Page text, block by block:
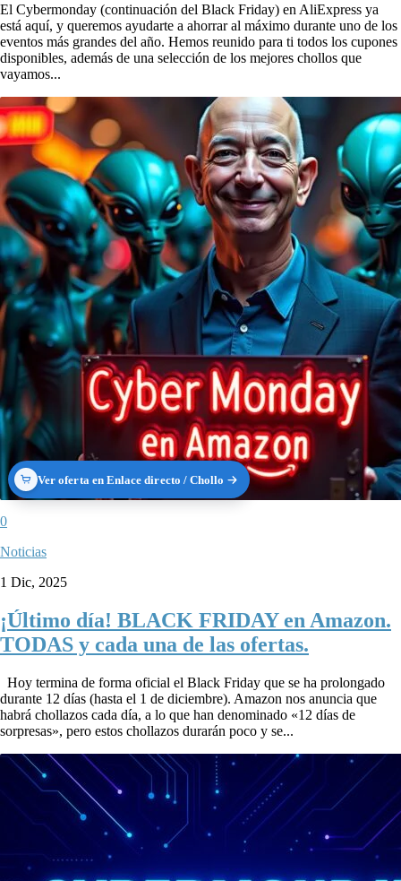
El Cybermonday (continuación del Black Friday) en AliExpress ya
está aquí, y queremos ayudarte a ahorrar al máximo durante uno de los
eventos más grandes del año. Hemos reunido para ti todos los cupones
disponibles, además de una selección de los mejores chollos que
vayamos...
Ver oferta en Enlace directo / Chollo
0
Noticias
1 Dic, 2025
¡Último día! BLACK FRIDAY en Amazon.
TODAS y cada una de las ofertas.
Hoy termina de forma oficial el Black Friday que se ha prolongado
durante 12 días (hasta el 1 de diciembre). Amazon nos anuncia que
habrá chollazos cada día, a lo que han denominado «12 días de
sorpresas», pero estos chollazos durarán poco y se...